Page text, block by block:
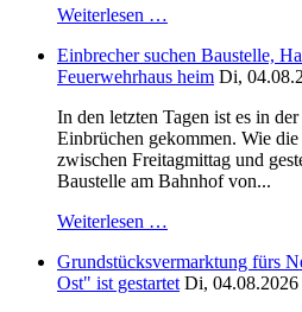
Weiterlesen …
Einbrecher suchen Baustelle,
Feuerwehrhaus heim Di,
In den letzten Tagen ist es in
Einbrüchen gekommen. Wie
zwischen Freitagmittag und
Baustelle am Bahnhof von...
Weiterlesen …
Grundstücksvermarktung fürs
Ost" ist gestartet Di, 04.08.2026